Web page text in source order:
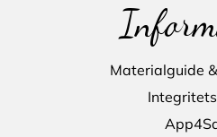
Materialguide